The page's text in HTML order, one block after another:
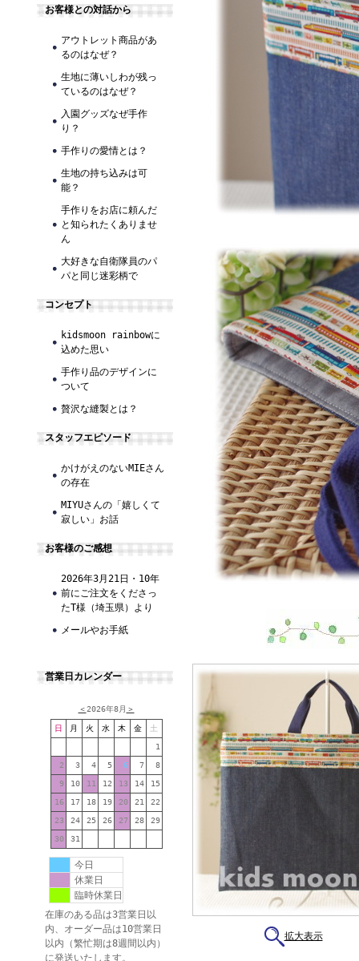
お客様との対話から
アウトレット商品があ
るのはなぜ？
生地に薄いしわが残っ
ているのはなぜ？
入園グッズなぜ手作
り？
手作りの愛情とは？
生地の持ち込みは可
能？
手作りをお店に頼んだ
と知られたくありませ
ん
大好きな自衛隊員のパ
パと同じ迷彩柄で
コンセプト
kidsmoon rainbowに
込めた思い
手作り品のデザインに
ついて
贅沢な縫製とは？
スタッフエピソード
かけがえのないMIEさん
の存在
MIYUさんの「嬉しくて
寂しい」お話
お客様のご感想
2026年3月21日・10年
前にご注文をくださっ
たT様（埼玉県）より
メールやお手紙
営業日カレンダー
＜2026年8月 ＞
日 月 火 水 木 金 土
1
2 3 4 5 6 7 8
9 10 11 12 13 14 15
16 17 18 19 20 21 22
23 24 25 26 27 28 29
30 31
今日
休業日
臨時休業日
在庫のある品は3営業日以
内、オーダー品は10営業日
以内（繁忙期は8週間以内）
に発送いたします。
拡大表示